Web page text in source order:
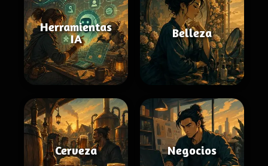
Herramientas
IA
Belleza
Cerveza Negocios